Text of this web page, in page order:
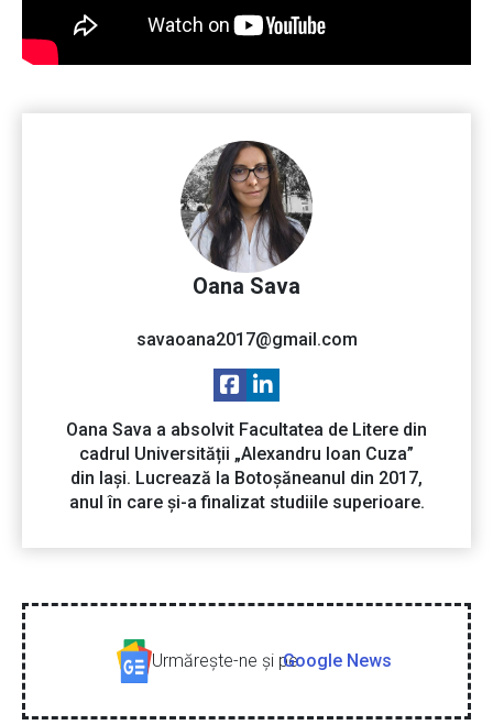
Oana Sava
savaoana2017@gmail.com
Oana Sava a absolvit Facultatea de Litere din
cadrul Universității „Alexandru Ioan Cuza”
din Iași. Lucrează la Botoșăneanul din 2017,
anul în care și-a finalizat studiile superioare.
Urmăreşte-ne şi peGoogle News